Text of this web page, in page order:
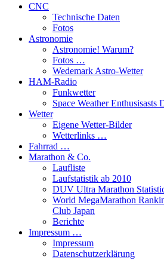
CNC
Technische Daten
Fotos
Astronomie
Astronomie! Warum?
Fotos …
Wedemark Astro-Wetter
HAM-Radio
Funkwetter
Space Weather Enthusisasts
Wetter
Eigene Wetter-Bilder
Wetterlinks …
Fahrrad …
Marathon & Co.
Laufliste
Laufstatistik ab 2010
DUV Ultra Marathon
World MegaMarathon
Club Japan
Berichte
Impressum …
Impressum
Datenschutzerklärung